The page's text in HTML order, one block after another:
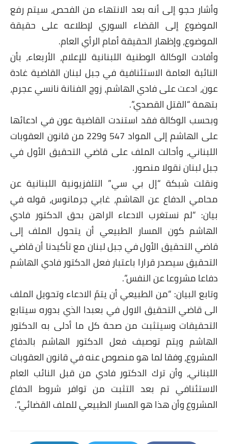
وأشار حجو إلى أنه بعد الانتهاء من الفحص، سيتم رفع
الموضوع إلى القضاء السوري لإطلاعه على حقيقة
الموضوع، وإظهار الحقيقة أمام الرأي العام.
وأفادت الوكالة الوطنية اللبنانية للإعلام، الأربعاء، بأن
النائبة العامة الاستئنافية في جبل لبنان القاضية غادة
عون، ادعت على فادي الهاشم، زوج الفنانة نانسي عجرم،
بتهمة “القتل القصدي”.
وبحسب الوكالة فقد استندت القاضية عون في ادعائها
على الهاشم إلى المواد 547 و229 من قانون العقوبات
اللبناني، وأحالت الملف على قاضي التحقيق الأول في
جبل لبنان نقولا منصور.
ونقلت شبكة “إل بي سي” التلفزيونية اللبنانية عن
محامي الدفاع عن الهاشم، غابي جرمانوس، قوله في
بيان: “لم نستغرب الادعاء الراهن بحق الدكتور فادي
الهاشم كون المسار الطبيعي أن يتحول الملف إلى
قاضي التحقيق الأول في جبل لبنان مع تأكيدنا أن قاضي
التحقيق سيصدر قرارا باعتبار فعل الدكتور فادي الهاشم
دفاعا مشروعا عن النفس”.
وتابع البيان: “من الطبيعي أن يتمّ الادعاء وتحويل الملف
الى قاضي التحقيق الاول في بعبدا الذي بدوره سيتابع
التحقيقات وسيتثبت من صحة كل ما أدلى به الدكتور
الهاشم ويتم توصيف فعل الدكتور الهاشم بالدفاع
المشروع، وفقا لما هو منصوص عنه في قانون العقوبات
اللبناني، وأن ترك الدكتور فادي من قبل النائب العام
الاستئنافي تم بعد التثبت من توافر شروط الدفاع
المشروع وأن هذا هو المسار الطبيعي للملف القضائي”.